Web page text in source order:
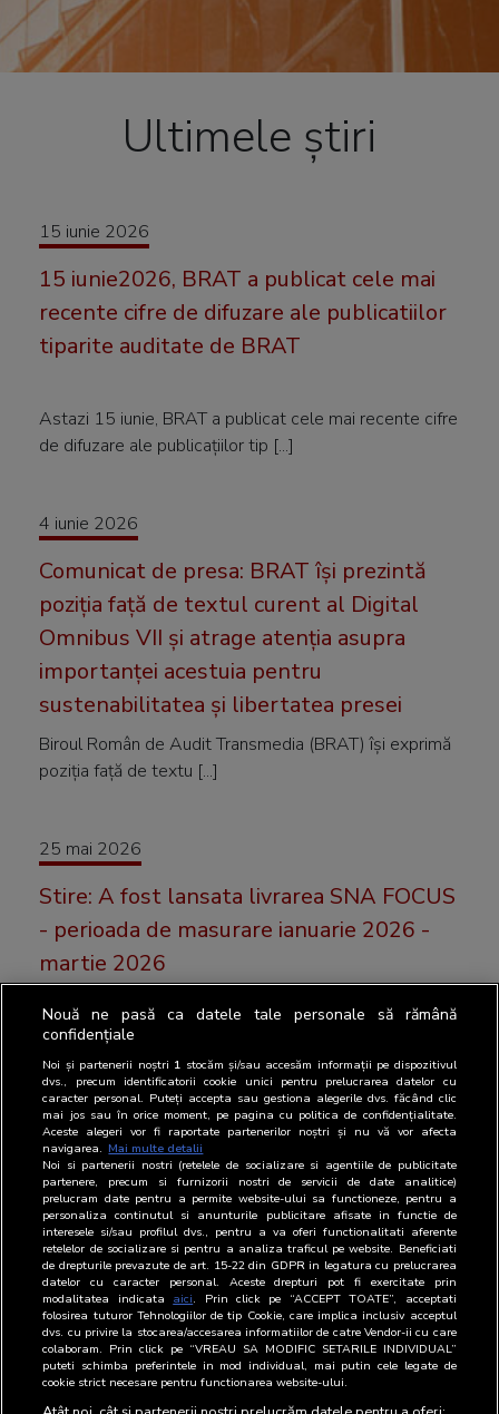
Ultimele știri
15 iunie 2026
15 iunie2026, BRAT a publicat cele mai
recente cifre de difuzare ale publicatiilor
tiparite auditate de BRAT
Astazi 15 iunie, BRAT a publicat cele mai recente cifre
de difuzare ale publicațiilor tip [...]
4 iunie 2026
Comunicat de presa: BRAT își prezintă
poziția față de textul curent al Digital
Omnibus VII și atrage atenția asupra
importanței acestuia pentru
sustenabilitatea și libertatea presei
Biroul Român de Audit Transmedia (BRAT) își exprimă
poziția față de textu [...]
25 mai 2026
Stire: A fost lansata livrarea SNA FOCUS
- perioada de masurare ianuarie 2026 -
martie 2026
Luni, 25 mai, BRAT a publicat cele mai recente
rezultatele SNA FOCUS.
16 martie 2026
16 martie 2026, BRAT a publicat cele
mai recente cifre de difuzare ale
publicatiilor tiparite auditate de BRAT
Astazi 16 martie, BRAT a publicat cele mai recente
cifre de difuzare ale publicațiilor ti [...]
Nouă ne pasă ca datele tale personale să rămână
confidențiale
Noi și partenerii noștri 1 stocăm și/sau accesăm informații pe dispozitivul
dvs., precum identificatorii cookie unici pentru prelucrarea datelor cu
caracter personal. Puteți accepta sau gestiona alegerile dvs. făcând clic
mai jos sau în orice moment, pe pagina cu politica de confidențialitate.
Aceste alegeri vor fi raportate partenerilor noștri și nu vă vor afecta
navigarea. Mai multe detalii
Noi si partenerii nostri (retelele de socializare si agentiile de publicitate
partenere, precum si furnizorii nostri de servicii de date analitice)
prelucram date pentru a permite website-ului sa functioneze, pentru a
personaliza continutul si anunturile publicitare afisate in functie de
interesele si/sau profilul dvs., pentru a va oferi functionalitati aferente
retelelor de socializare si pentru a analiza traficul pe website. Beneficiati
de drepturile prevazute de art. 15-22 din GDPR in legatura cu prelucrarea
datelor cu caracter personal. Aceste drepturi pot fi exercitate prin
modalitatea indicata aici. Prin click pe “ACCEPT TOATE”, acceptati
folosirea tuturor Tehnologiilor de tip Cookie, care implica inclusiv acceptul
dvs. cu privire la stocarea/accesarea informatiilor de catre Vendor-ii cu care
colaboram. Prin click pe “VREAU SA MODIFIC SETARILE INDIVIDUAL”
puteti schimba preferintele in mod individual, mai putin cele legate de
cookie strict necesare pentru functionarea website-ului.